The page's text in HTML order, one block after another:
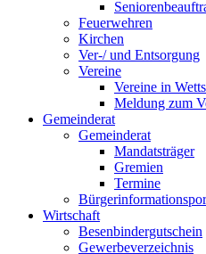
Feuerwehren
Kirchen
Ver-/ und Entsorgung
Vereine
Vereine in
Meldung zum
Gemeinderat
Gemeinderat
Mandatsträger
Gremien
Termine
Wirtschaft
Besenbindergutschein
Gewerbeverzeichnis